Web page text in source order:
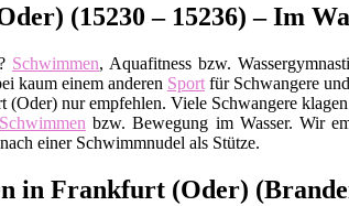
(15230 – 15236) – Im
Schwimmen, Aquafitness bzw.
kaum einem anderen Sportfür Schwangere
(Oder) nur empfehlen. Viele Schwangere
Schwimmen bzw. Bewegung im Wasser. Wir
einer Schwimmnudel als Stütze.
in Frankfurt (Oder)